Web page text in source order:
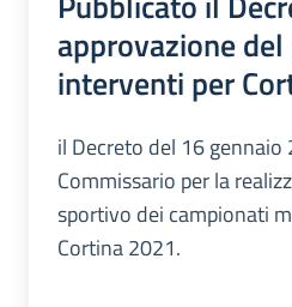
approvazione
interventi per
il Decreto del 16
Commissario per la
sportivo dei campionati
Cortina 2021.